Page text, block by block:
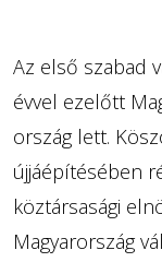
Az első szabad
évvel ezelőtt
ország lett.
újjáépítésében
köztársasági
Magyarország